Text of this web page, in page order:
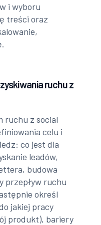
i wyboru
treści oraz
ruchu z
ruchu z social
celu i
co jest dla
leadów,
budowa
przepływ ruchu
określ
jakiej pracy
produkt), bariery